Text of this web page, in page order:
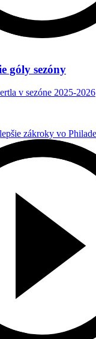
góly sezóny
v sezóne 2025-2026